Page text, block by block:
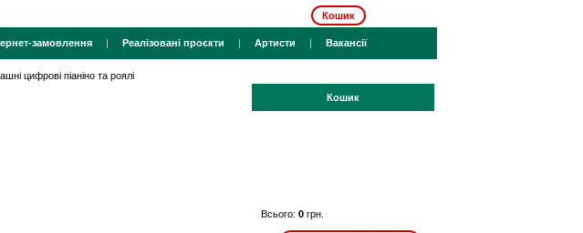
Кошик
замовлення | Реалізовані проєкти | Артисти | Вакансії
цифрові піаніно та роялі
Кошик
Всього: 0 грн.